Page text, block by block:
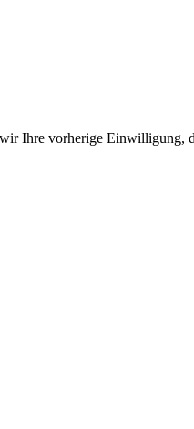
Ihre vorherige Einwilligung,